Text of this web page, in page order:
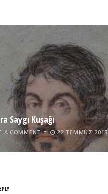
Saygı Kuşağı
A COMMENT 22 TEMMUZ 2015